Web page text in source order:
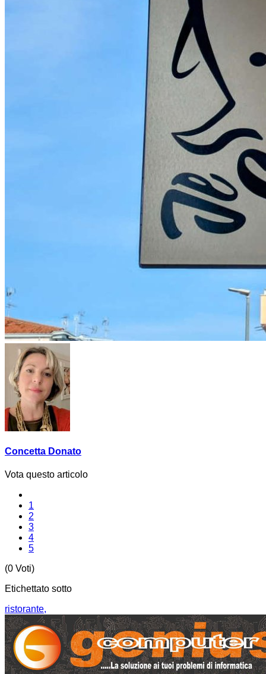
Concetta Donato
Vota questo articolo
1
2
3
4
5
(0 Voti)
Etichettato sotto
ristorante,